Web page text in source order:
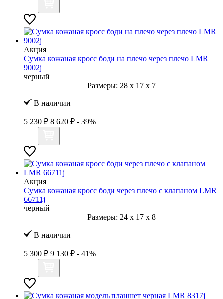
Акция
Сумка кожаная кросс боди на плечо через плечо LMR
9002j
черный
Размеры: 28 x 17 x 7
В наличии
5 230 ₽ 8 620 ₽ - 39%
Акция
Сумка кожаная кросс боди через плечо с клапаном LMR
66711j
черный
Размеры: 24 x 17 x 8
В наличии
5 300 ₽ 9 130 ₽ - 41%